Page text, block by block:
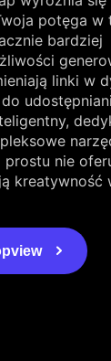
potęga w
bardziej
linki w
nie
kreatywność